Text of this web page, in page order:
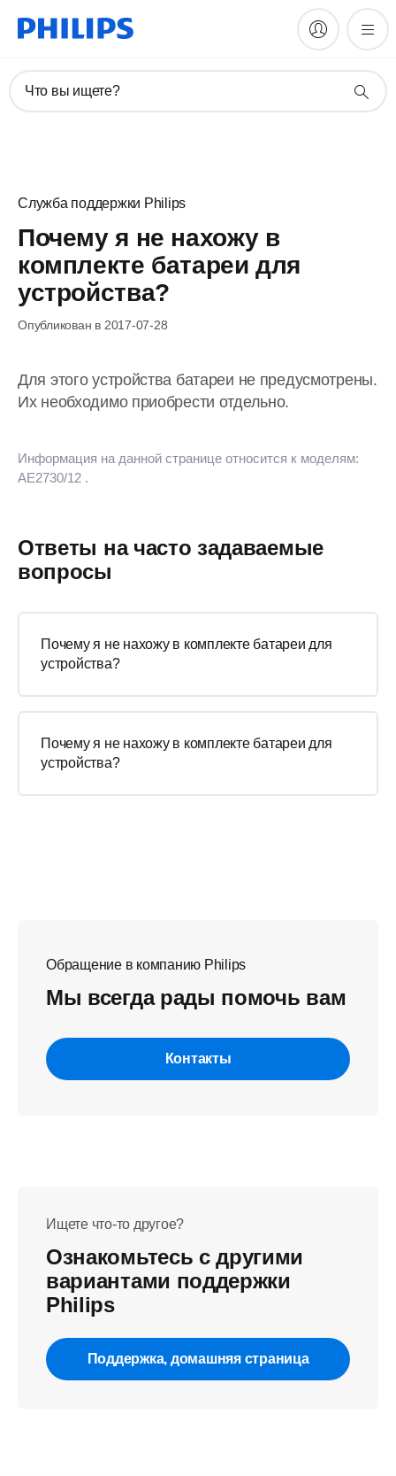
Что вы ищете?
Служба поддержки Philips
Почему я не нахожу в
комплекте батареи для
устройства?
Опубликован в 2017-07-28
Для этого устройства батареи не предусмотрены.
Их необходимо приобрести отдельно.
Информация на данной странице относится к моделям:
AE2730/12 .
Ответы на часто задаваемые
вопросы
Почему я не нахожу в комплекте батареи для
устройства?
Почему я не нахожу в комплекте батареи для
устройства?
Обращение в компанию Philips
Мы всегда рады помочь вам
Контакты
Ищете что-то другое?
Ознакомьтесь с другими
вариантами поддержки
Philips
Поддержка, домашняя страница